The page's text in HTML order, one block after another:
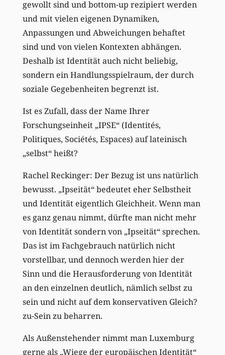
gewollt sind und bottom-up rezipiert werden
und mit vielen eigenen Dynamiken,
Anpassungen und Abweichungen behaftet
sind und von vielen Kontexten abhängen.
Deshalb ist Identität auch nicht beliebig,
sondern ein Handlungsspielraum, der durch
soziale Gegebenheiten begrenzt ist.
Ist es Zufall, dass der Name Ihrer
Forschungseinheit „IPSE“ (Identités,
Politiques, Sociétés, Espaces) auf lateinisch
„selbst“ heißt?
Rachel Reckinger: Der Bezug ist uns natürlich
bewusst. „Ipseität“ bedeutet eher Selbstheit
und Identität eigentlich Gleichheit. Wenn man
es ganz genau nimmt, dürfte man nicht mehr
von Identität sondern von „Ipseität“ sprechen.
Das ist im Fachgebrauch natürlich nicht
vorstellbar, und dennoch werden hier der
Sinn und die Herausforderung von Identität
an den einzelnen deutlich, nämlich selbst zu
sein und nicht auf dem konservativen Gleich?
zu-Sein zu beharren.
Als Außenstehender nimmt man Luxemburg
gerne als „Wiege der europäischen Identität“